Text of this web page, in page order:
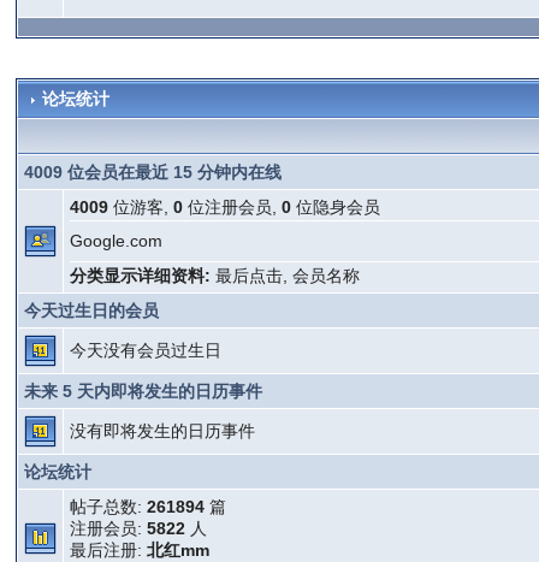
论坛统计
4009 位会员在最近 15 分钟内在线
4009 位游客,0 位注册会员,0 位隐身会员
Google.com
分类显示详细资料: 最后点击 ,会员名称
今天过生日的会员
今天没有会员过生日
未来 5 天内即将发生的日历事件
没有即将发生的日历事件
论坛统计
帖子总数:261894 篇
注册会员:5822 人
最后注册:北红mm